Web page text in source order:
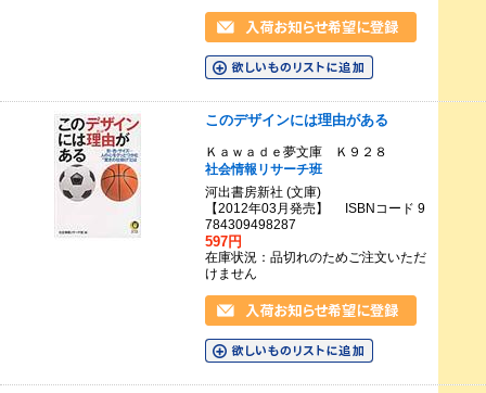
このデザインには理由がある
Ｋａｗａｄｅ夢文庫 Ｋ９２８
社会情報リサーチ班
河出書房新社 (文庫)
【2012年03月発売】 ISBNコード 9
784309498287
597円
在庫状況：品切れのためご注文いただ
けません